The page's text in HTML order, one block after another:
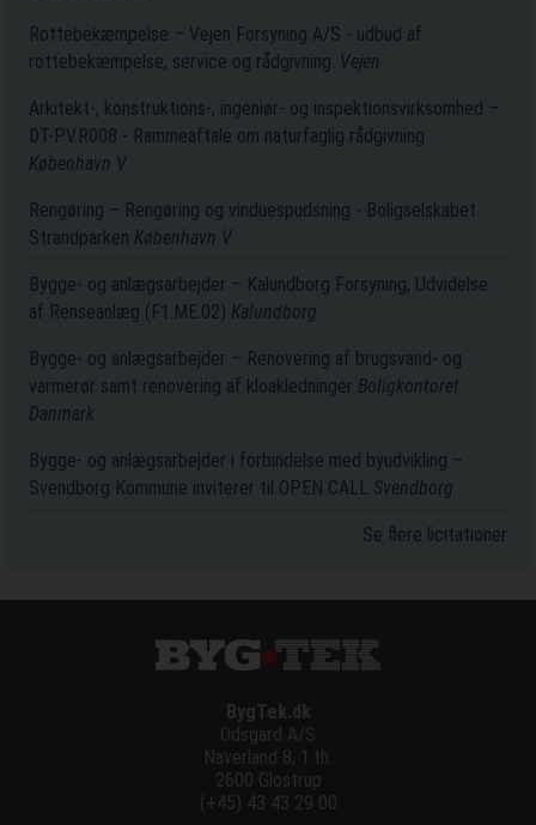
Rottebekæmpelse – Vejen Forsyning A/S - udbud af
rottebekæmpelse, service og rådgivning. Vejen
Arkitekt-, konstruktions-, ingeniør- og inspektionsvirksomhed –
DT-PV.R008 - Rammeaftale om naturfaglig rådgivning
København V
Rengøring – Rengøring og vinduespudsning - Boligselskabet
Strandparken København V
Bygge- og anlægsarbejder – Kalundborg Forsyning, Udvidelse
af Renseanlæg (F1.ME.02) Kalundborg
Bygge- og anlægsarbejder – Renovering af brugsvand- og
varmerør samt renovering af kloakledninger Boligkontoret
Danmark
Bygge- og anlægsarbejder i forbindelse med byudvikling –
Svendborg Kommune inviterer til OPEN CALL Svendborg
Se flere licitationer
BygTek.dk
Odsgard A/S
Naverland 8, 1.th.
2600 Glostrup
(+45) 43 43 29 00